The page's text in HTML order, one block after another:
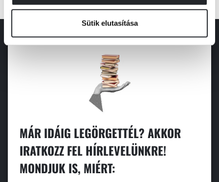
Sütik elutasítása
MÁR IDÁIG LEGÖRGETTÉL? AKKOR
IRATKOZZ FEL HÍRLEVELÜNKRE!
MONDJUK IS, MIÉRT: